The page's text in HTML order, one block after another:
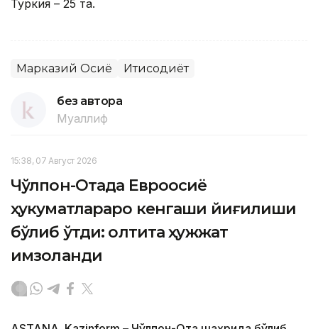
Туркия – 25 та.
Марказий Осиё Иқтисодиёт
без автора
Муаллиф
15:38, 07 Август 2026
Чўлпон-Отада Евроосиё
ҳукуматлараро кенгаши йиғилиши
бўлиб ўтди: олтита ҳужжат
имзоланди